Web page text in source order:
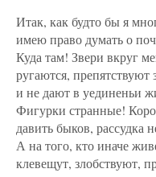
Итак, как будто бы я
имею право думать о
Куда там! Звери вкруг
ругаются, препятствуют
и не дают в уединеньи
Фигурки странные!
давить быков, рассудка
А на того, кто иначе
клевещут, злобствуют,